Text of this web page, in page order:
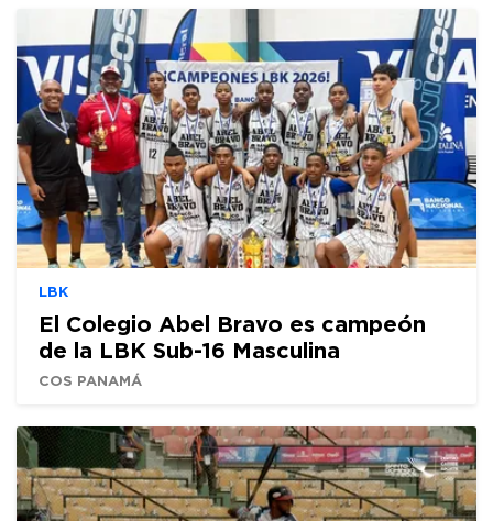
LBK
El Colegio Abel Bravo es campeón
de la LBK Sub-16 Masculina
COS PANAMÁ